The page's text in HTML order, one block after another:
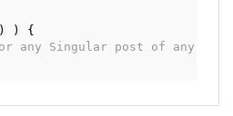
) {
any Singular post of any